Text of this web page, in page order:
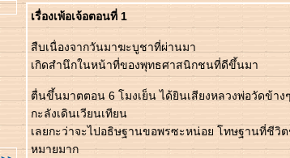
เรื่องเพ้อเจ้อตอนที่ 1
สืบเนื่องจากวันมาฆะบูชาที่ผ่านมา
เกิดสำนึกในหน้าที่ของพุทธศาสนิกชนที่ดีขึ้นมา
ตื่นขึ้นมาตตอน 6 โมงเย็น ได้ยินเสียงหลวงพ่อวัดข้า
กะลังเดินเวียนเทียน
เลยกะว่าจะไปอธิษฐานขอพรซะหน่อย โทษฐานที่ชีวิ
หมายมาก